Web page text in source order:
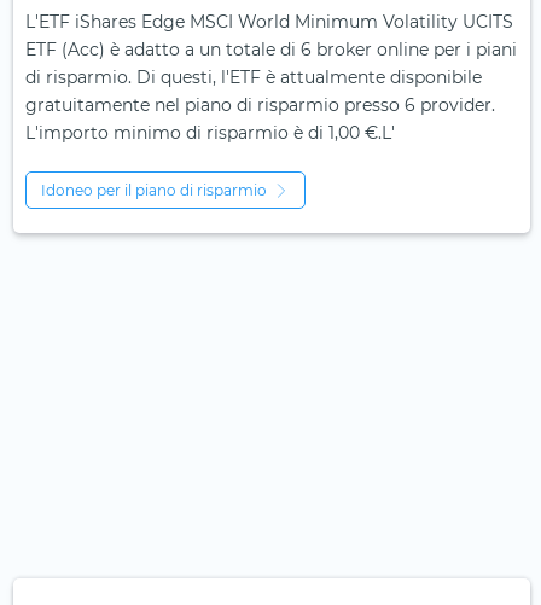
L'ETF iShares Edge MSCI World Minimum Volatility UCITS
ETF (Acc) è adatto a un totale di 6 broker online per i piani
di risparmio. Di questi, l'ETF è attualmente disponibile
gratuitamente nel piano di risparmio presso 6 provider.
L'importo minimo di risparmio è di 1,00 €.L'
Idoneo per il piano di risparmio